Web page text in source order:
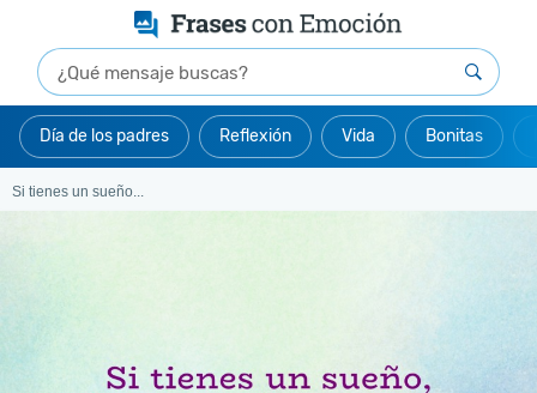
Día de los padres Reflexión Vida Bonitas
Si tienes un sueño...